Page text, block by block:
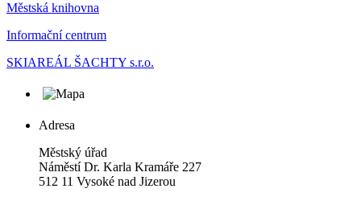
Městská knihovna
Informační centrum
SKIAREÁL ŠACHTY s.r.o.
Adresa
Městský úřad
Náměstí Dr. Karla Kramáře 227
512 11 Vysoké nad Jizerou